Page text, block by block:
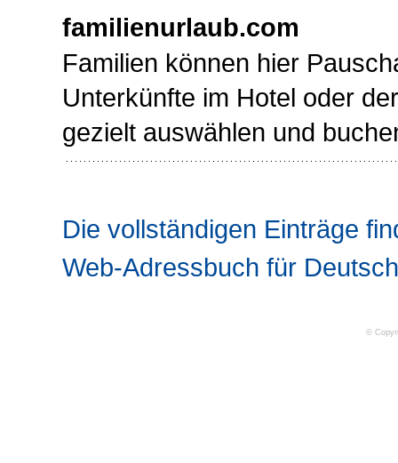
familienurlaub.com
Familien können hier
Unterkünfte im Hotel oder
gezielt auswählen und
Die vollständigen Einträge
Web-Adressbuch für
©